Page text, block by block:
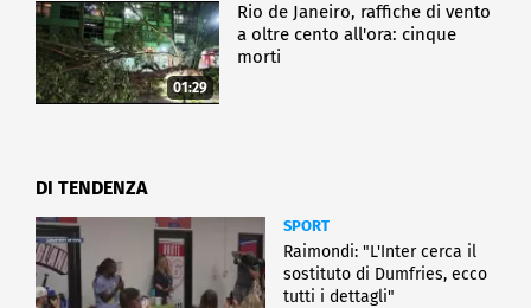
01:29
Rio de Janeiro, raffiche di vento
a oltre cento all'ora: cinque
morti
DI TENDENZA
SPORT
Raimondi: "L'Inter cerca il
sostituto di Dumfries, ecco
tutti i dettagli"